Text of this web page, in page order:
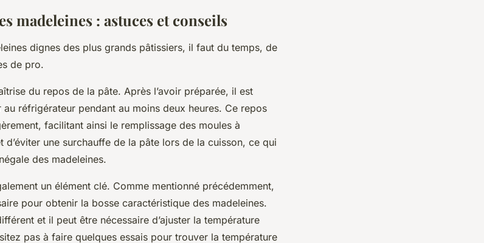
madeleines : astuces et conseils
dignes des plus grands pâtissiers, il faut du temps, de
de pro.
du repos de la pâte. Après l’avoir préparée, il est
réfrigérateur pendant au moins deux heures. Ce repos
facilitant ainsi le remplissage des moules à
d’éviter une surchauffe de la pâte lors de la cuisson, ce qui
des madeleines.
un élément clé. Comme mentionné précédemment,
pour obtenir la bosse caractéristique des madeleines.
et il peut être nécessaire d’ajuster la température
pas à faire quelques essais pour trouver la température